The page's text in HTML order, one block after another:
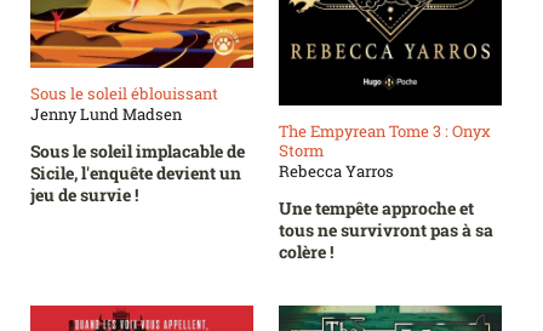
Sous le soleil éblouissant
Jenny Lund Madsen
Sous le soleil implacable de
Sicile, l'enquête devient un
jeu de survie !
The Empyrean Tome 3 : Onyx
Storm
Rebecca Yarros
Une tempête approche et
tous ne survivront pas à sa
colère !